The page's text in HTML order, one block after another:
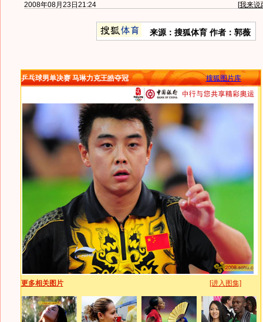
2008年08月23日21:24 [我来说
来源：搜狐体育 作者：郭薇
乒乓球男单决赛 马琳力克王皓夺冠 搜狐图片库
更多相关图片 [进入图集]